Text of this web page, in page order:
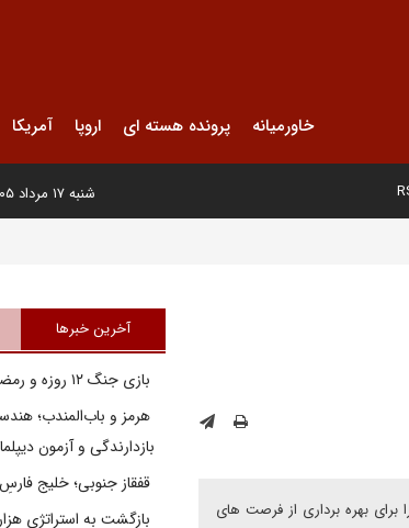
خاورمیانه پرونده هسته ای اروپا آمریکا
شنبه ۱۷ مرداد ۱۴۰۵
بهره برداری از فرصت های
آخرین خبرها
بازی جنگ ۱۲ روزه و رمضان
هرمز و باب‌المندب؛
بازدارندگی و آزمون
قفقاز جنوبی؛ خلیج فارسِ
بازگشت به استراتژی